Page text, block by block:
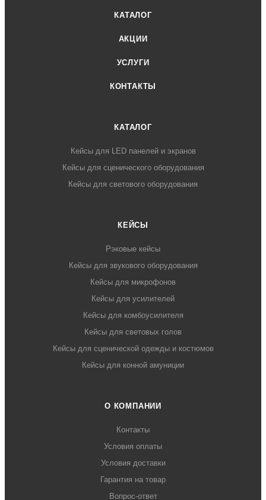
КАТАЛОГ
АКЦИИ
УСЛУГИ
КОНТАКТЫ
КАТАЛОГ
Кейсы для LED панелей и экранов
Кейсы для сценического оборудования
Кейсы для светового оборудования
КЕЙСЫ
Рэковые кейсы
Кейсы для звукового оборудования
Кейсы для микрофонов
Кейсы для усилителей
Кейсы для комбоусилителя
Кейсы для световых голов
Кейсы для сценической одежды и костюмов
Кейсы для конной амуниции
О КОМПАНИИ
Контакты
Условия оплаты
Условия доставки
Гарантия на товар
Вопрос-ответ